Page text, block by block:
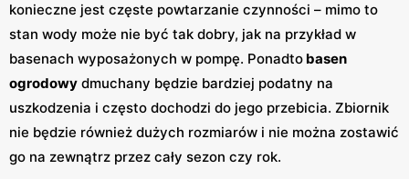
konieczne jest częste powtarzanie czynności – mimo to
stan wody może nie być tak dobry, jak na przykład w
basenach wyposażonych w pompę. Ponadto basen
ogrodowy dmuchany będzie bardziej podatny na
uszkodzenia i często dochodzi do jego przebicia. Zbiornik
nie będzie również dużych rozmiarów i nie można zostawić
go na zewnątrz przez cały sezon czy rok.